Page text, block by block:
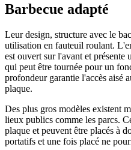
Barbecue adapté
Leur design, structure avec le
utilisation en fauteuil roulant.
est ouvert sur l'avant et présente
qui peut être tournée pour un
profondeur garantie l'accès aisé
plaque.
Des plus gros modèles existent
lieux publics comme les parcs.
plaque et peuvent être placés à
portatifs et une fois placé ne